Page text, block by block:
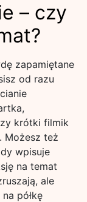
– czy
zapamiętane
od razu
krótki filmik
Możesz też
wpisuje
na temat
ale
półkę